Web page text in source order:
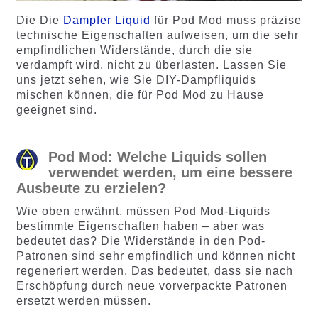
Die Die Dampfer Liquid für Pod Mod muss präzise
technische Eigenschaften aufweisen, um die sehr
empfindlichen Widerstände, durch die sie
verdampft wird, nicht zu überlasten. Lassen Sie
uns jetzt sehen, wie Sie DIY-Dampfliquids
mischen können, die für Pod Mod zu Hause
geeignet sind.
Pod Mod: Welche Liquids sollen
verwendet werden, um eine bessere
Ausbeute zu erzielen?
Wie oben erwähnt, müssen Pod Mod-Liquids
bestimmte Eigenschaften haben – aber was
bedeutet das? Die Widerstände in den Pod-
Patronen sind sehr empfindlich und können nicht
regeneriert werden. Das bedeutet, dass sie nach
Erschöpfung durch neue vorverpackte Patronen
ersetzt werden müssen.